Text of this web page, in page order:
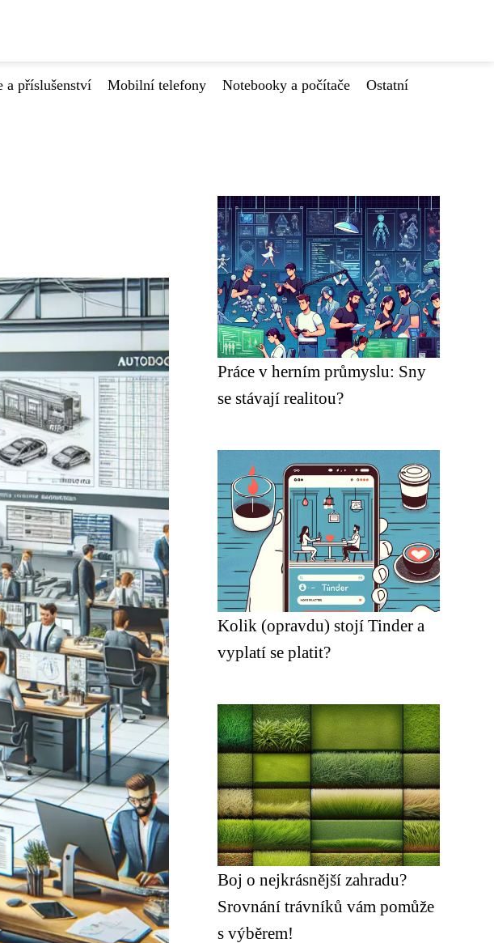
a příslušenství Mobilní telefony Notebooky a počítače
Ostatní
Práce v herním průmyslu: Sny
se stávají realitou?
Kolik (opravdu) stojí Tinder a
vyplatí se platit?
Boj o nejkrásnější zahradu?
Srovnání trávníků vám pomůže
s výběrem!